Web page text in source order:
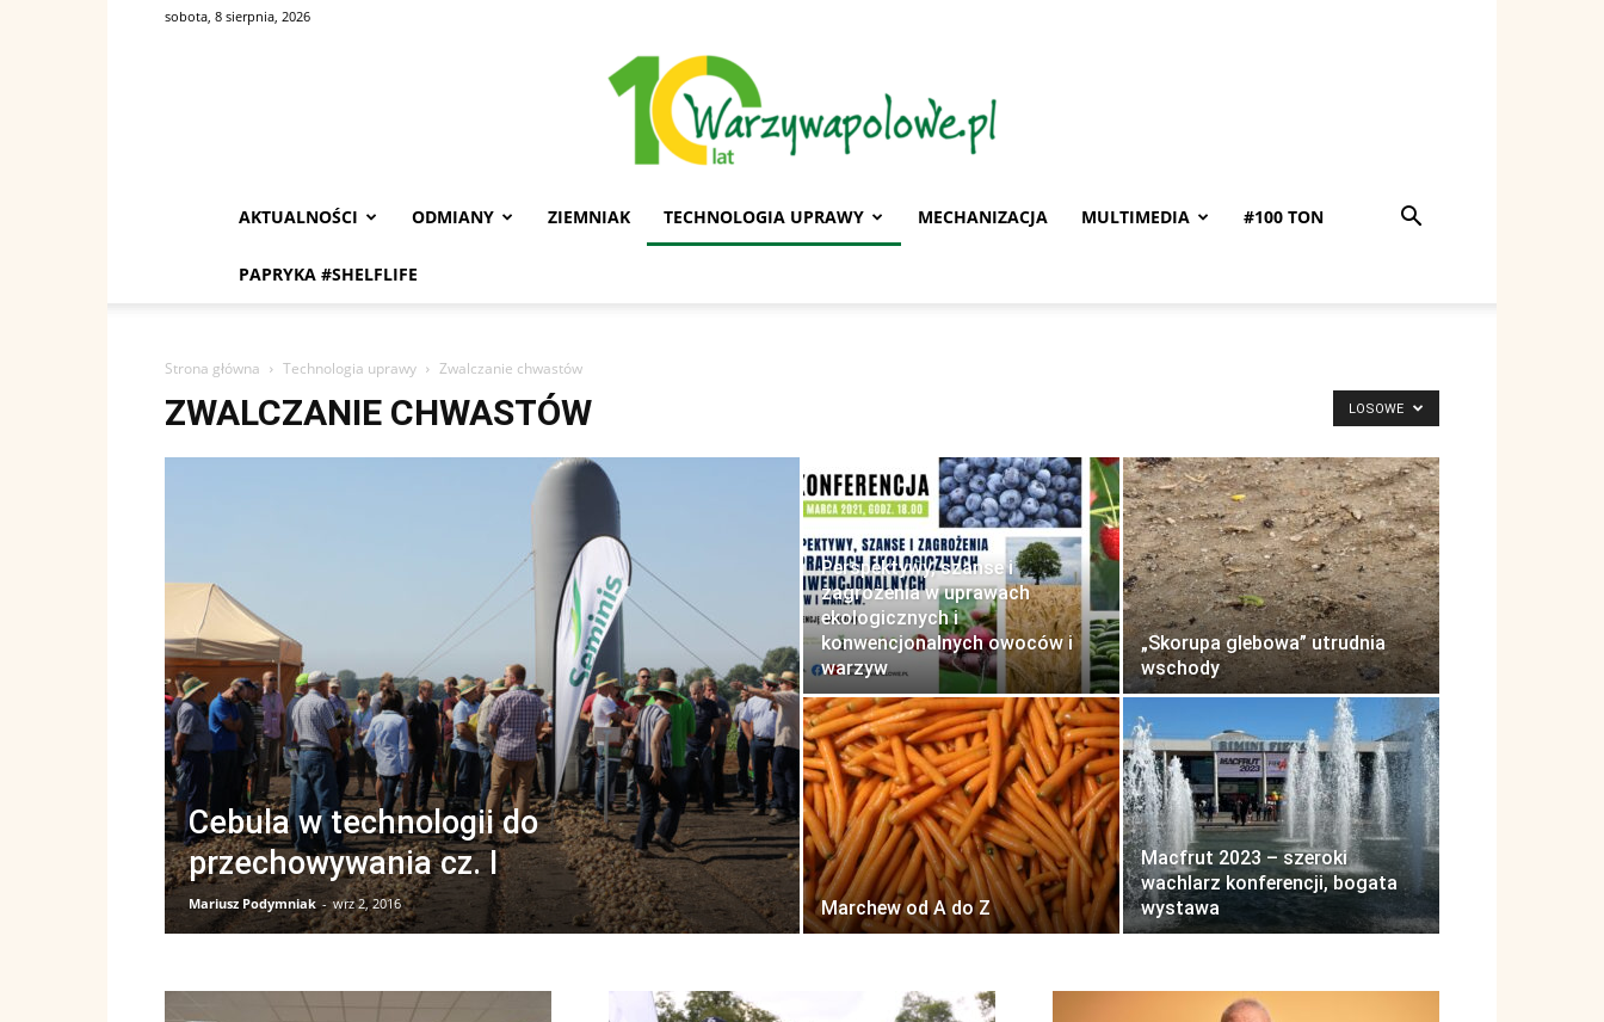
sobota, 8 sierpnia, 2026
AKTUALNOŚCI ODMIANY ZIEMNIAK TECHNOLOGIA UPRAWY MECHANIZACJA MULTIMEDIA #100 TON
PAPRYKA #SHELFLIFE
Strona główna Technologia uprawy Zwalczanie chwastów
ZWALCZANIE CHWASTÓW LOSOWE
Cebula w technologii do
przechowywania cz. I
Mariusz Podymniak - wrz 2, 2016
Perspektywy, szanse i
zagrożenia w uprawach
ekologicznych i
konwencjonalnych owoców i
warzyw
„Skorupa glebowa” utrudnia
wschody
Marchew od A do Z
Macfrut 2023 – szeroki
wachlarz konferencji, bogata
wystawa